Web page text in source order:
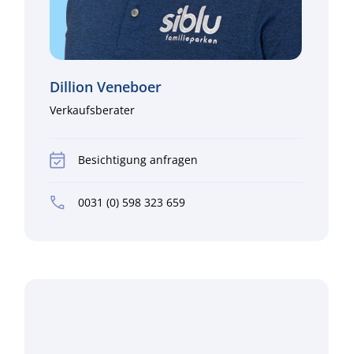
Dillion Veneboer
Verkaufsberater
Besichtigung anfragen
0031 (0) 598 323 659